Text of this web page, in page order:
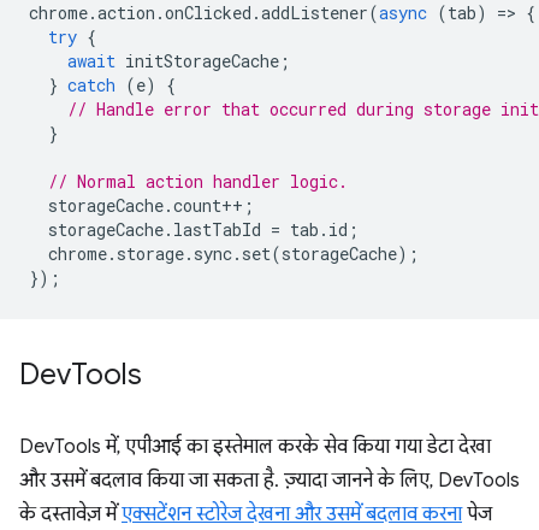
chrome.action .onClicked .addListener(async (tab) => {
try {
await initStorageCache ;
} catch (e)
{
// Handle error that occurred during storage
}
// Normal action handler logic.
storageCache.count++ ;
storageCache. lastTabId = tab . id ;
chrome. storage. sync. set(storageCache);
});
DevTools
DevTools में, एपीआई का इस्तेमाल करके सेव किया गया डेटा देखा
और उसमें बदलाव किया जा सकता है. ज़्यादा जानने के लिए, DevTools
के दस्तावेज़ मेंएक्सटेंशन स्टोरेज देखना और उसमें बदलाव करनापेज